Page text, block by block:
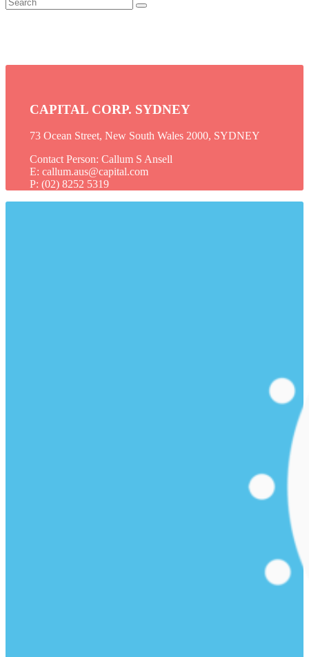
CAPITAL CORP. SYDNEY
73 Ocean Street, New South Wales 2000, SYDNEY
Contact Person: Callum S Ansell
E: callum.aus@capital.com
P: (02) 8252 5319